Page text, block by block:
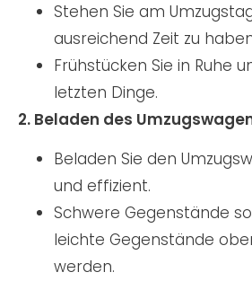
Stehen Sie am
ausreichend Zeit zu
Frühstücken Sie in Ruhe
letzten Dinge.
2. Beladen des
Beladen Sie den
und effizient.
Schwere Gegenstände
leichte Gegenstände
werden.